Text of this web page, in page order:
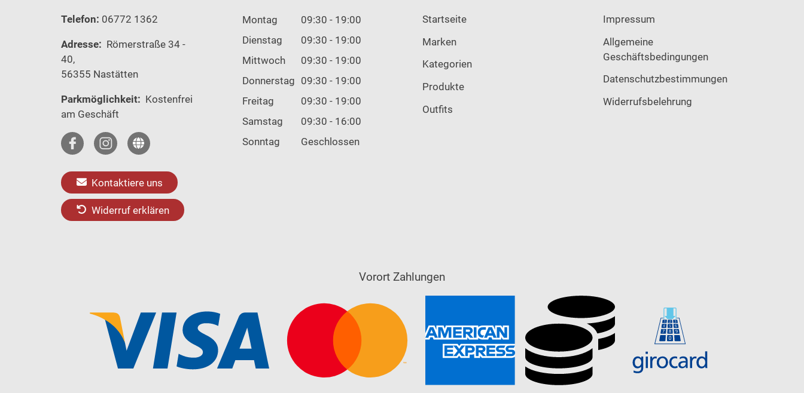
Telefon: 06772 1362
Adresse: Römerstraße 34 -
40,
56355 Nastätten
Parkmöglichkeit: Kostenfrei
am Geschäft
Kontaktiere uns
Widerruf erklären
Montag
09:30 - 19:00
Dienstag
09:30 - 19:00
Mittwoch
09:30 - 19:00
Donnerstag 09:30 - 19:00
Freitag
09:30 - 19:00
Samstag
09:30 - 16:00
Sonntag
Geschlossen
Startseite
Marken
Kategorien
Produkte
Outfits
Impressum
Allgemeine
Geschäftsbedingungen
Datenschutzbestimmungen
Widerrufsbelehrung
Vorort Zahlungen